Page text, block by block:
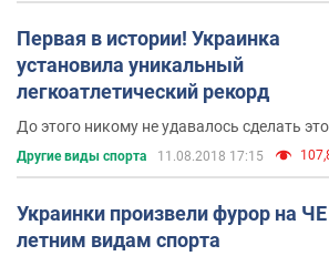
Первая в истории! Украинка
установила уникальный
легкоатлетический рекорд
До этого никому не удавалось сделать
Другие виды спорта 11.08.2018 17:15
Украинки произвели фурор на
летним видам спорта